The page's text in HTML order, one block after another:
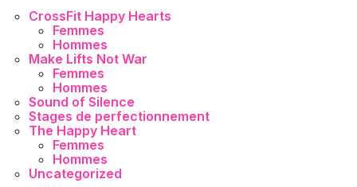
CrossFit Happy Hearts
Femmes
Hommes
Make Lifts Not War
Femmes
Hommes
Sound of Silence
Stages de perfectionnement
The Happy Heart
Femmes
Hommes
Uncategorized